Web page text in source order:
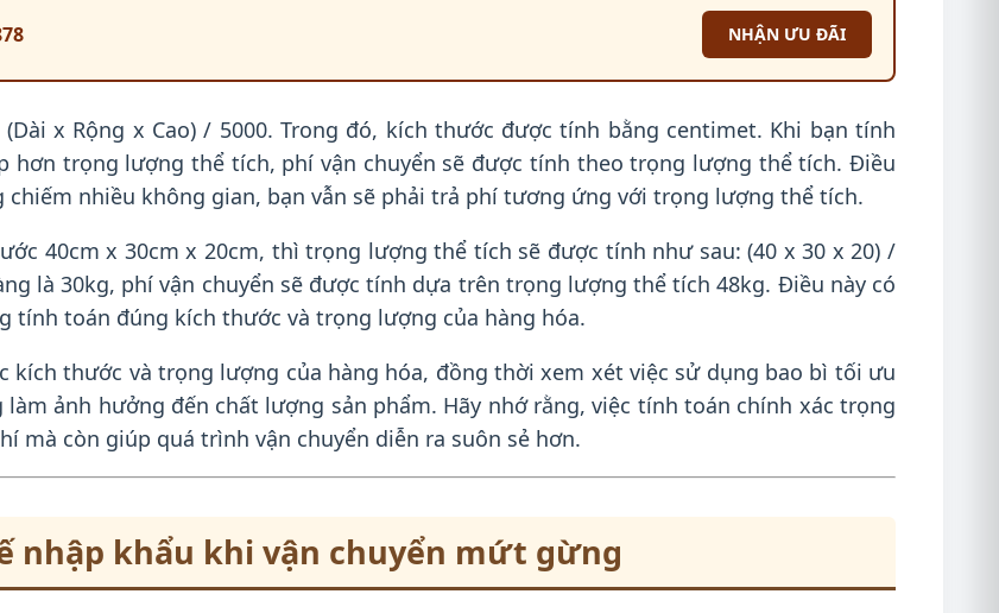
NHẬN ƯU ĐÃI
x Rộng x Cao) / 5000. Trong đó, kích thước được tính bằng centimet. Khi bạn tính
hơn trọng lượng thể tích, phí vận chuyển sẽ được tính theo trọng lượng thể tích. Điều
chiếm nhiều không gian, bạn vẫn sẽ phải trả phí tương ứng với trọng lượng thể tích.
40cm x 30cm x 20cm, thì trọng lượng thể tích sẽ được tính như sau: (40 x 30 x 20) /
là 30kg, phí vận chuyển sẽ được tính dựa trên trọng lượng thể tích 48kg. Điều này có
tính toán đúng kích thước và trọng lượng của hàng hóa.
kích thước và trọng lượng của hàng hóa, đồng thời xem xét việc sử dụng bao bì tối ưu
ảnh hưởng đến chất lượng sản phẩm. Hãy nhớ rằng, việc tính toán chính xác trọng
còn giúp quá trình vận chuyển diễn ra suôn sẻ hơn.
nhập khẩu khi vận chuyển mứt gừng